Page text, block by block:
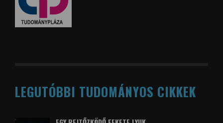
LEGUTÓBBI TUDOMÁNYOS CIKKEK